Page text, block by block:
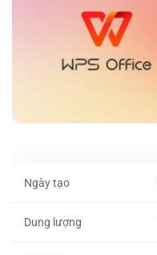
Ngày tạo
Dung lượng